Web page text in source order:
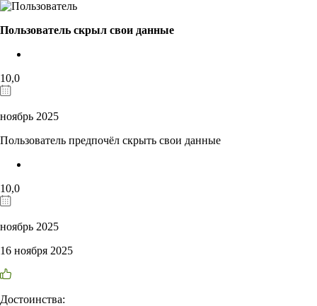
Пользователь скрыл свои данные
10,0
ноябрь 2025
Пользователь предпочёл скрыть свои данные
10,0
ноябрь 2025
16 ноября 2025
Достоинства: